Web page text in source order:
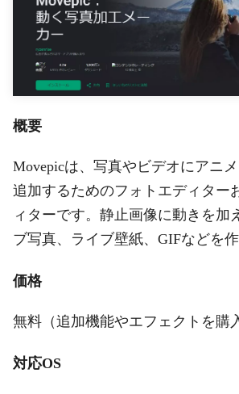
概要
Movepicは、写真やビデオにアニ
追加するためのフォトエディター
ィターです。静止画像に動きを加
ブ写真、ライブ壁紙、GIFなどを作
価格
無料（追加機能やエフェクトを購
対応OS